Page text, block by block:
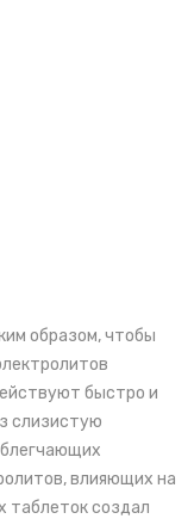
образом, чтобы
быстро и
слизистую
влияющих на
таблеток создал